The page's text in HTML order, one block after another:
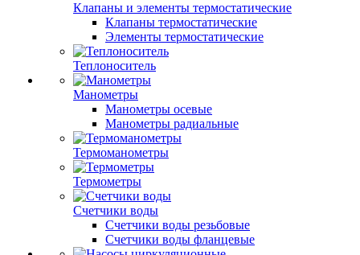
Клапаны и элементы термостатические
Клапаны термостатические
Элементы термостатические
Теплоноситель
Манометры
Манометры осевые
Манометры радиальные
Термоманометры
Термометры
Счетчики воды
Счетчики воды резьбовые
Счетчики воды фланцевые